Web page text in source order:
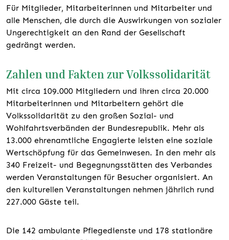
Für Mitglieder, Mitarbeiterinnen und Mitarbeiter und
alle Menschen, die durch die Auswirkungen von sozialer
Ungerechtigkeit an den Rand der Gesellschaft
gedrängt werden.
Zahlen und Fakten zur Volkssolidarität
Mit circa 109.000 Mitgliedern und ihren circa 20.000
Mitarbeiterinnen und Mitarbeitern gehört die
Volkssolidarität zu den großen Sozial- und
Wohlfahrtsverbänden der Bundesrepublik. Mehr als
13.000 ehrenamtliche Engagierte leisten eine soziale
Wertschöpfung für das Gemeinwesen. In den mehr als
340 Freizeit- und Begegnungsstätten des Verbandes
werden Veranstaltungen für Besucher organisiert. An
den kulturellen Veranstaltungen nehmen jährlich rund
227.000 Gäste teil.
Die 142 ambulante Pflegedienste und 178 stationäre